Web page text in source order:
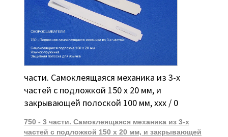
части. Самоклеящаяся механика из 3-х
частей с подложкой 150 х 20 мм, и
закрывающей полоской 100 мм, ххх / 0
750 - 3 части. Самоклеящаяся механика из 3-х
частей с подложкой 150 х 20 мм, и закрывающей